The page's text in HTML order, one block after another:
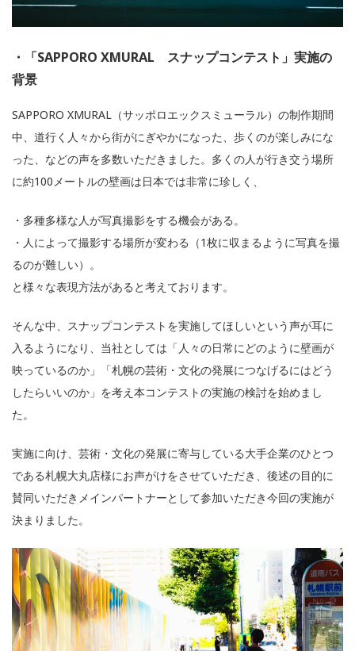
・「SAPPORO XMURAL スナップコンテスト」実施の
背景
SAPPORO XMURAL（サッポロエックスミューラル）の制作期間
中、道行く人々から街がにぎやかになった、歩くのが楽しみにな
った、などの声を多数いただきました。多くの人が行き交う場所
に約100メートルの壁画は日本では非常に珍しく、
・多種多様な人が写真撮影をする機会がある。
・人によって撮影する場所が変わる（1枚に収まるように写真を撮
るのが難しい）。
と様々な表現方法があると考えております。
そんな中、スナップコンテストを実施してほしいという声が耳に
入るようになり、当社としては「人々の日常にどのように壁画が
映っているのか」「札幌の芸術・文化の発展につなげるにはどう
したらいいのか」を考え本コンテストの実施の検討を始めまし
た。
実施に向け、芸術・文化の発展に寄与している大手企業のひとつ
である札幌大丸店様にお声がけをさせていただき、後述の目的に
賛同いただきメインパートナーとして参加いただき今回の実施が
決まりました。